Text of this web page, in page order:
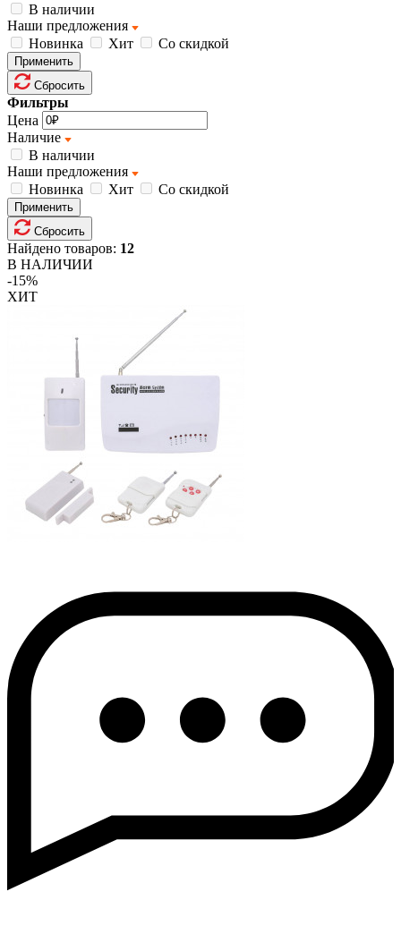
В наличии
Наши предложения
Новинка
Хит Со скидкой
Применить
Сбросить
Фильтры
Цена
Наличие
В наличии
Наши предложения
Новинка
Хит Со скидкой
Применить
Сбросить
Найдено товаров: 12
В НАЛИЧИИ
-15%
ХИТ